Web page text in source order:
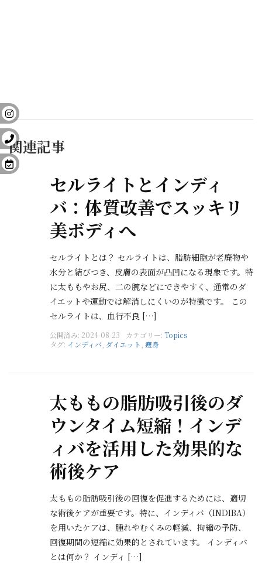
関連記事
セルライトとインディ
バ：体質改善でスッキリ
美ボディへ
セルライトとは？ セルライトは、脂肪細胞が老廃物や
水分と結びつき、皮膚の表面が凸凹になる現象です。特
に太ももやお尻、二の腕などにできやすく、通常のダ
イエットや運動では解消しにくいのが特徴です。 この
セルライトは、血行不良 […]
公開済み: 2024-08-23 カテゴリー: Topics
タグ: インディバ ダイエット 痩身
太ももの脂肪吸引後のダ
ウンタイム短縮！インデ
ィバを活用した効果的な
術後ケア
太ももの脂肪吸引後の回復を促進するためには、適切
な術後ケアが重要です。特に、インディバ（INDIBA）
を用いたケアは、腫れやむくみの軽減、拘縮の予防、
回復期間の短縮に効果的とされています。 インディバ
とは何か？ インディ […]